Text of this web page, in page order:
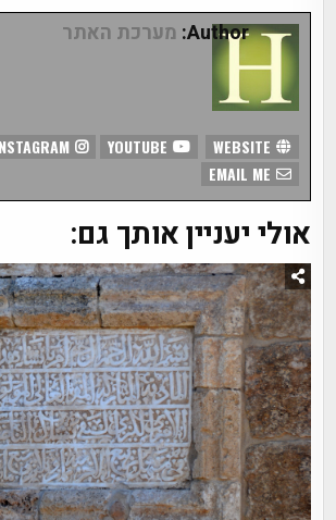
Author: מערכת האתר
INSTAGRAM
אולי יעניין אותך גם: